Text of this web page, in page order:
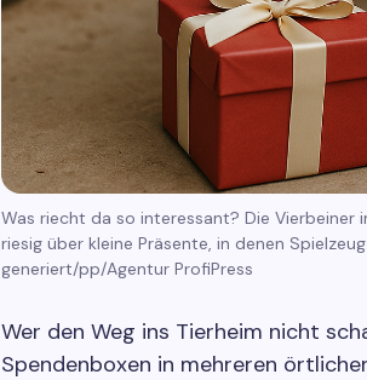
Was riecht da so interessant? Die Vierbeiner
riesig über kleine Präsente, in denen
generiert/pp/Agentur ProfiPress
Wer den Weg ins Tierheim nicht
Spendenboxen in mehreren